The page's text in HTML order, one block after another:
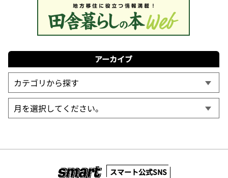
アーカイブ
スマート公式SNS